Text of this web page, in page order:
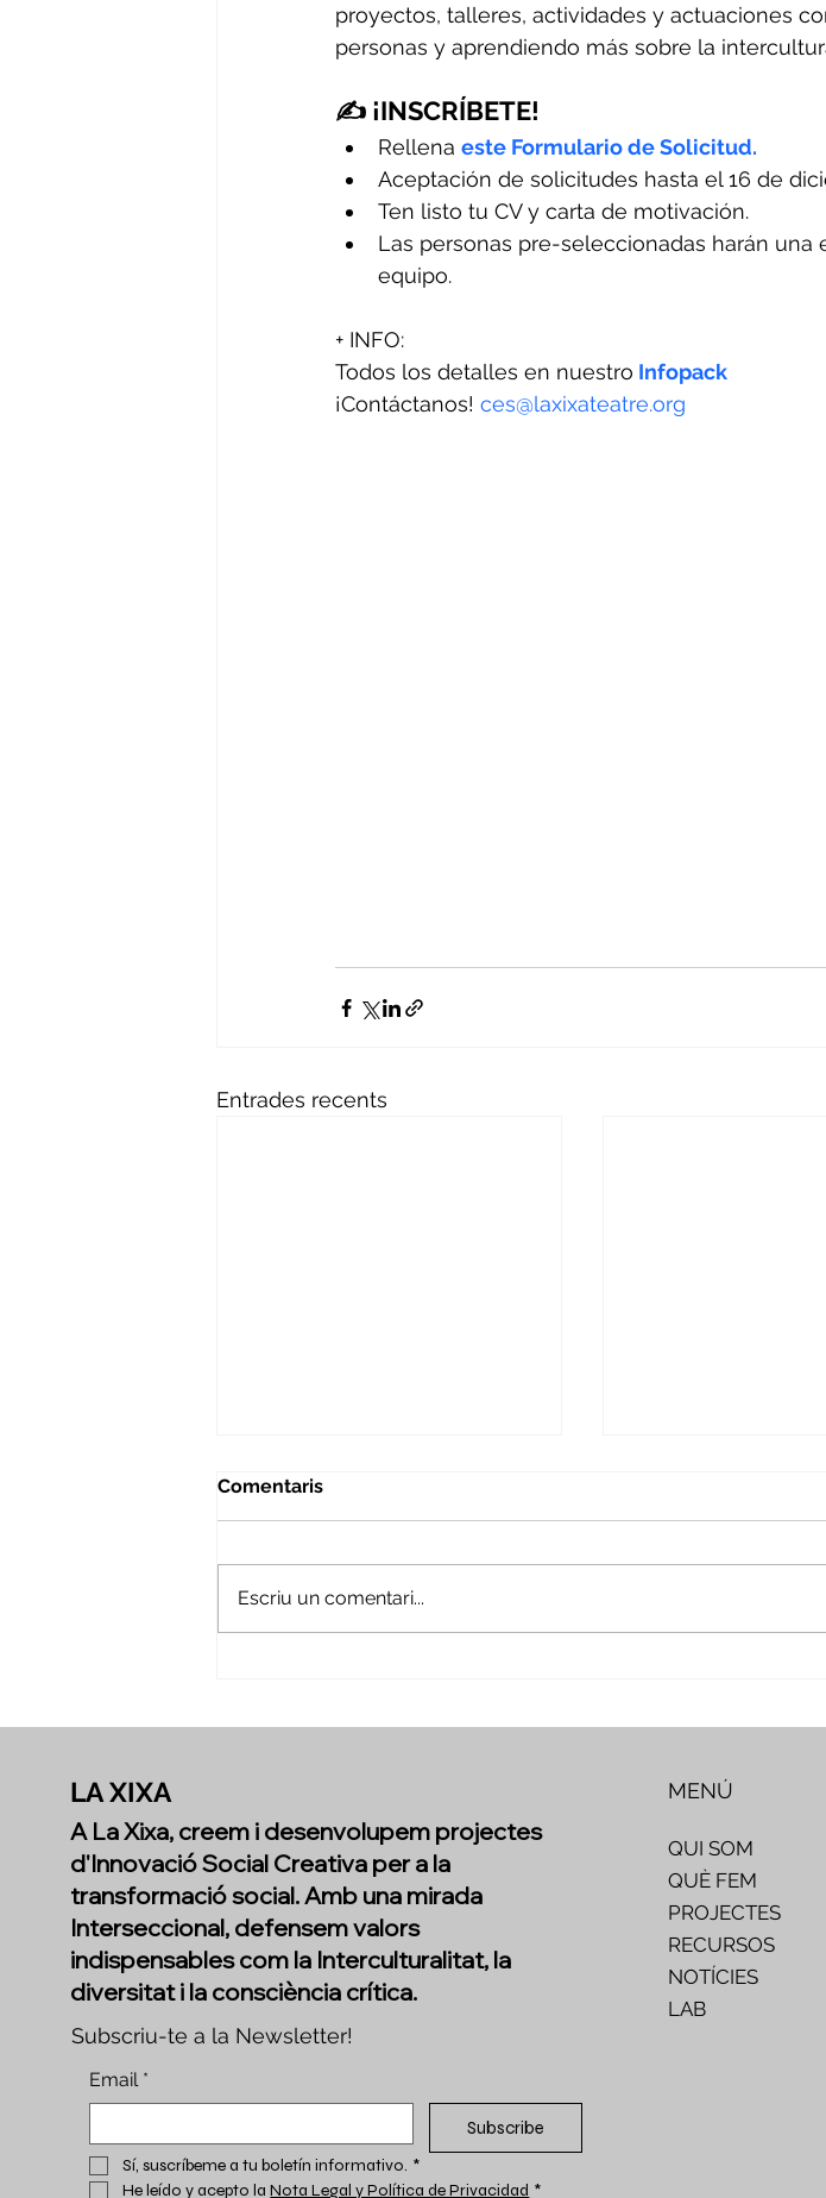
proyectos, talleres, actividades y actuaciones
personas y aprendiendo más sobre la
✍️ ¡INSCRÍBETE!
Rellena este Formulario de Solicitud.
Aceptación de solicitudes hasta el 16 de
Ten listo tu CV y carta de motivación.
Las personas pre-seleccionadas harán
equipo.
+ INFO:
Todos los detalles en nuestro Infopack
¡Contáctanos! ces@laxixateatre.org
Entrades recents
Comentaris
Escriu un comentari...
LA XIXA
A La Xixa, creem i desenvolupem projectes
d'Innovació Social Creativa per a la
transformació social. Amb una mirada
Interseccional, defensem valors
indispensables com la Interculturalitat, la
diversitat i la consciència crítica.
Subscriu-te a la Newsletter!
Email *
Subscribe
Sí, suscríbeme a tu boletín informativo. *
He leído y acepto la Nota Legal y Política de Privacidad *
QUI SOM
QUÈ FEM
PROJECTES
RECURSOS
NOTÍCIES
LAB
MENÚ